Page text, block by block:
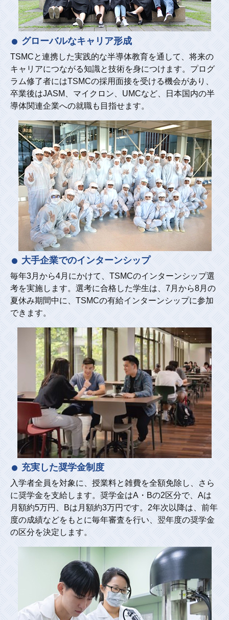
グローバルなキャリア形成
TSMCと連携した実践的な半導体教育を通して、将来の
キャリアにつながる知識と技術を身につけます。プログ
ラム修了者にはTSMCの採用面接を受ける機会があり、
卒業後はJASM、マイクロン、UMCなど、日本国内の半
導体関連企業への就職も目指せます。
大手企業でのインターンシップ
毎年3月から4月にかけて、TSMCのインターンシップ選
考を実施します。選考に合格した学生は、7月から8月の
夏休み期間中に、TSMCの有給インターンシップに参加
できます。
充実した奨学金制度
入学者全員を対象に、授業料と雑費を全額免除し、さら
に奨学金を支給します。奨学金はA・Bの2区分で、Aは
月額約5万円、Bは月額約3万円です。2年次以降は、前年
度の成績などをもとに毎年審査を行い、翌年度の奨学金
の区分を決定します。